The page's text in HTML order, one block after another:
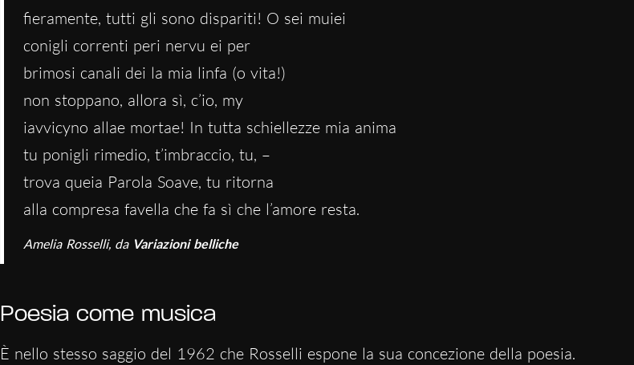
fieramente, tutti gli sono dispariti! O sei muiei
conigli correnti peri nervu ei per
brimosi canali dei la mia linfa (o vita!)
non stoppano, allora sì, c’io, my
iavvicyno allae mortae! In tutta schiellezze mia anima
tu ponigli rimedio, t’imbraccio, tu, –
trova queia Parola Soave, tu ritorna
alla compresa favella che fa sì che l’amore resta.
Amelia Rosselli, da Variazioni belliche
Poesia come musica
È nello stesso saggio del 1962 che Rosselli espone la sua concezione della poesia.